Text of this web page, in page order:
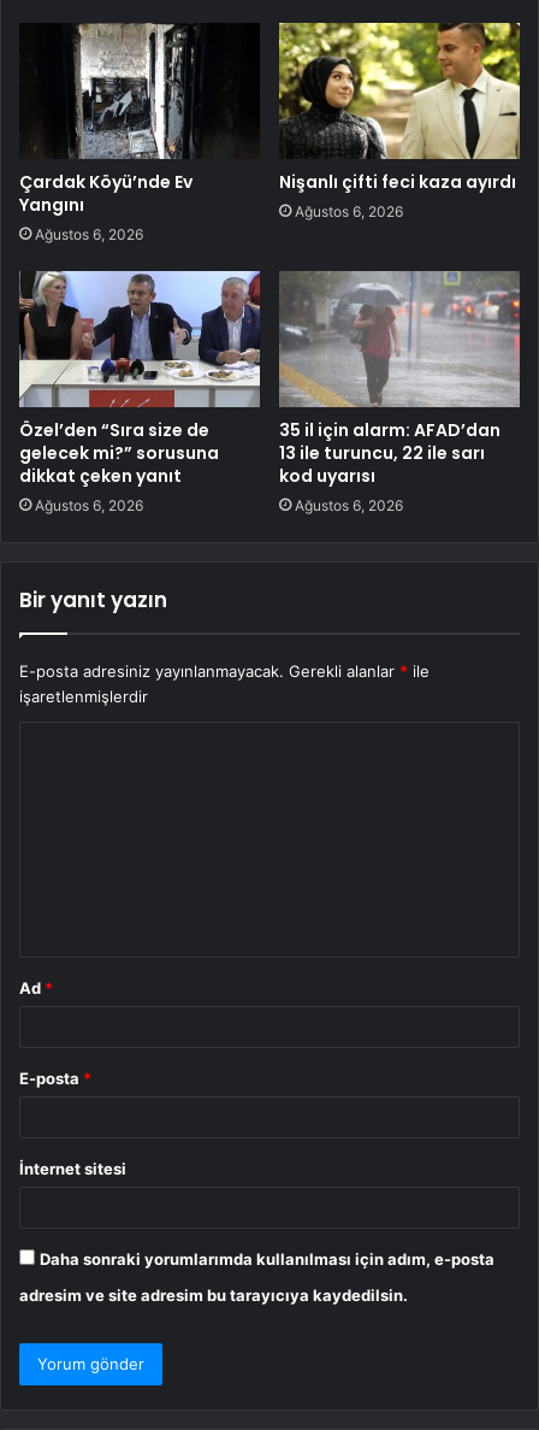
Çardak Köyü’nde Ev
Yangını
Ağustos 6, 2026
Nişanlı çifti feci kaza ayırdı
Ağustos 6, 2026
Özel’den “Sıra size de
gelecek mi?” sorusuna
dikkat çeken yanıt
Ağustos 6, 2026
35 il için alarm: AFAD’dan
13 ile turuncu, 22 ile sarı
kod uyarısı
Ağustos 6, 2026
Bir yanıt yazın
E-posta adresiniz yayınlanmayacak. Gerekli alanlar * ile
işaretlenmişlerdir
Ad *
E-posta *
İnternet sitesi
Daha sonraki yorumlarımda kullanılması için adım, e-posta
adresim ve site adresim bu tarayıcıya kaydedilsin.